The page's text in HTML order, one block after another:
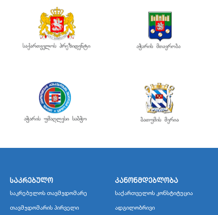
საკრებულო
საკრებულოს თავმჯდომარე
თავმჯდომარის პირველი
კანონმდებლობა
საქართველოს კონსტიტუცია
ადგილობრივი